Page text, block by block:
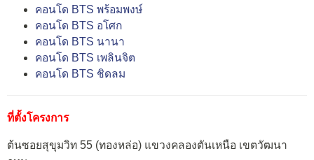
คอนโด BTS พร้อมพงษ์
คอนโด BTS อโศก
คอนโด BTS นานา
คอนโด BTS เพลินจิต
คอนโด BTS ชิดลม
ที่ตั้งโครงการ
ต้นซอยสุขุมวิท 55 (ทองหล่อ) แขวงคลองตันเหนือ เขตวัฒนา